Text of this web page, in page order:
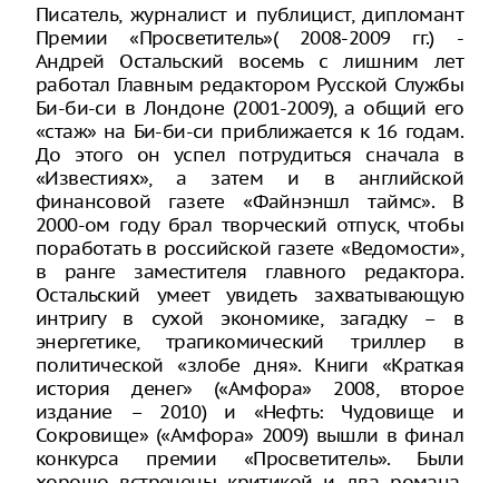
Писатель, журналист и публицист, дипломант
Премии «Просветитель»( 2008-2009 гг.) -
Андрей Остальский восемь с лишним лет
работал Главным редактором Русской Службы
Би-би-си в Лондоне (2001-2009), а общий его
«стаж» на Би-би-си приближается к 16 годам.
До этого он успел потрудиться сначала в
«Известиях», а затем и в английской
финансовой газете «Файнэншл таймс». В
2000-ом году брал творческий отпуск, чтобы
поработать в российской газете «Ведомости»,
в ранге заместителя главного редактора.
Остальский умеет увидеть захватывающую
интригу в сухой экономике, загадку – в
энергетике, трагикомический триллер в
политической «злобе дня». Книги «Краткая
история денег» («Амфора» 2008, второе
издание – 2010) и «Нефть: Чудовище и
Сокровище» («Амфора» 2009) вышли в финал
конкурса премии «Просветитель». Были